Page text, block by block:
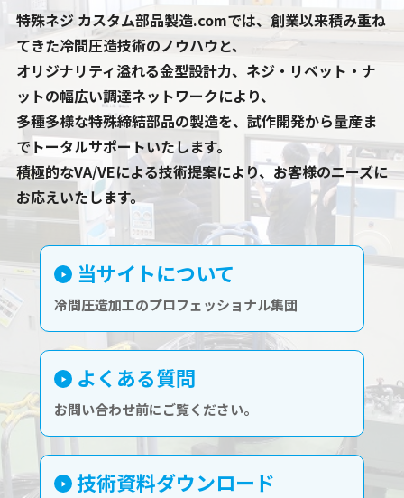
特殊ネジ カスタム部品製造.comでは、創業以来積み重ね
てきた冷間圧造技術のノウハウと、
オリジナリティ溢れる金型設計力、ネジ・リベット・ナ
ットの幅広い調達ネットワークにより、
多種多様な特殊締結部品の製造を、試作開発から量産ま
でトータルサポートいたします。
積極的なVA/VEによる技術提案により、お客様のニーズに
お応えいたします。
当サイトについて
冷間圧造加工のプロフェッショナル集団
よくある質問
お問い合わせ前にご覧ください。
技術資料ダウンロード